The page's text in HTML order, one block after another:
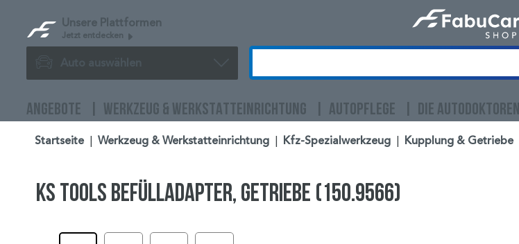
Unsere Plattformen
Jetzt entdecken
Auto auswählen
ANGEBOTE WERKZEUG & WERKSTATTEINRICHTUNG AUTOPFLEGE DIE AUTODOKTOREN
Startseite Werkzeug & Werkstatteinrichtung Kfz-Spezialwerkzeug Kupplung & Getriebe
KS TOOLS Befülladapter, Getriebe (150.9566)